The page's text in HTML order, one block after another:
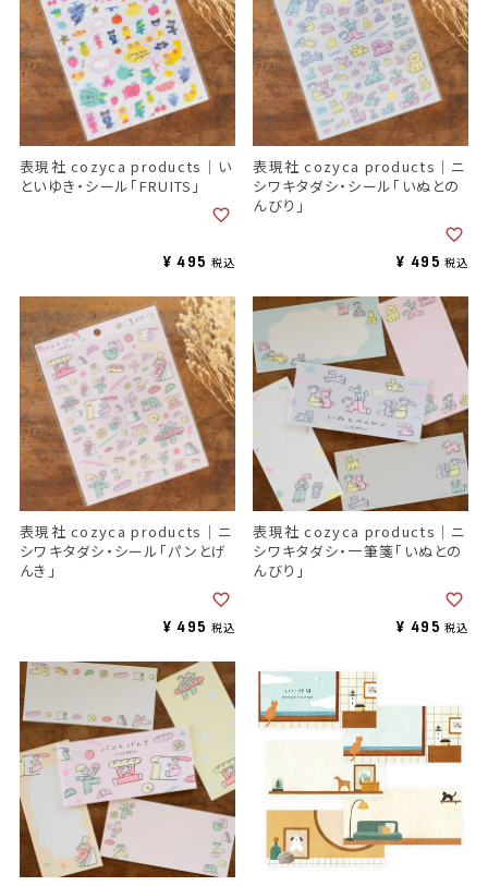
表現社 cozyca products｜い
といゆき・シール「FRUITS」
¥ 495 税込
表現社 cozyca products｜ニ
シワキタダシ・シール「いぬとの
んびり」
¥ 495 税込
表現社 cozyca products｜ニ
シワキタダシ・シール「パンとげ
んき」
¥ 495 税込
表現社 cozyca products｜ニ
シワキタダシ・一筆箋「いぬとの
んびり」
¥ 495 税込